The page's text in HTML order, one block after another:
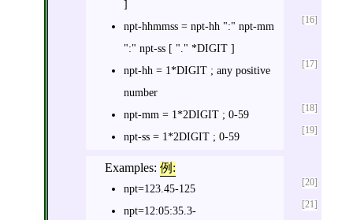
]
[16]
npt-hhmmss = npt-hh ":" npt-mm
":" npt-ss [ "." *DIGIT ]
[17]
npt-hh = 1*DIGIT ; any positive
number
[18]
npt-mm = 1*2DIGIT ; 0-59
[19]
npt-ss = 1*2DIGIT ; 0-59
Examples: 例:
[20]
npt=123.45-125
[21]
npt=12:05:35.3-